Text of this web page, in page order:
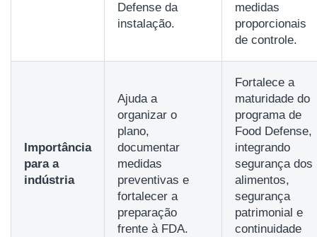
Defense da
instalação.
medidas
proporcionais
de controle.
Importância
para a
indústria
Ajuda a
organizar o
plano,
documentar
medidas
preventivas e
fortalecer a
preparação
frente à FDA.
Fortalece a
maturidade do
programa de
Food Defense,
integrando
segurança dos
alimentos,
segurança
patrimonial e
continuidade